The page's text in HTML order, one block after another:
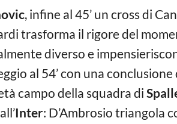
, infine al 45’ un cross di
trasforma il rigore del
diverso e
al 54’ con una
campo della squadra di
Inter: D’Ambrosio triangola